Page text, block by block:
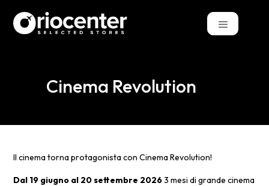
Cinema Revolution
Il cinema torna protagonista con Cinema Revolution!
Dal 19 giugno al 20 settembre 20263 mesi di grande cinema